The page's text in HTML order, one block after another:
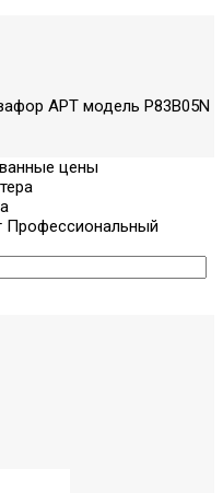
АРТ модель P83B05N
цены
Профессиональный